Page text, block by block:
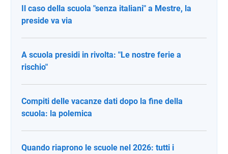
Il caso della scuola "senza italiani" a Mestre, la
preside va via
A scuola presidi in rivolta: "Le nostre ferie a
rischio"
Compiti delle vacanze dati dopo la fine della
scuola: la polemica
Quando riaprono le scuole nel 2026: tutti i